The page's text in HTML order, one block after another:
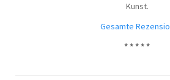
Kunst.
Gesamte
* * * * *